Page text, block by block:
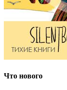
Что нового